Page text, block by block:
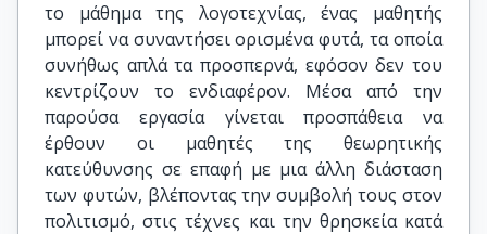
το μάθημα της λογοτεχνίας, ένας μαθητής
μπορεί να συναντήσει ορισμένα φυτά, τα οποία
συνήθως απλά τα προσπερνά, εφόσον δεν του
κεντρίζουν το ενδιαφέρον. Μέσα από την
παρούσα εργασία γίνεται προσπάθεια να
έρθουν οι μαθητές της θεωρητικής
κατεύθυνσης σε επαφή με μια άλλη διάσταση
των φυτών, βλέποντας την συμβολή τους στον
πολιτισμό, στις τέχνες και την θρησκεία κατά